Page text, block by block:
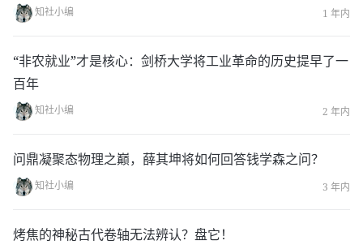
知社小编 1 年内
“非农就业”才是核心：剑桥大学将工业革命的历史提早了一
百年
知社小编 2 年内
问鼎凝聚态物理之巅，薛其坤将如何回答钱学森之问？
知社小编 3 年内
烤焦的神秘古代卷轴无法辨认？盘它！